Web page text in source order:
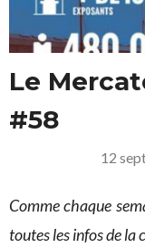
Le
#58
12
Comme chaque
toutes les infos de la